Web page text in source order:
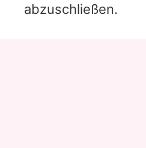
abzuschließen.